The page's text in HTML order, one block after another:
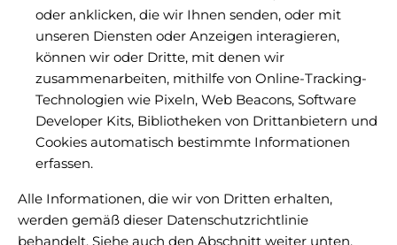
oder anklicken, die wir Ihnen senden, oder mit
unseren Diensten oder Anzeigen interagieren,
können wir oder Dritte, mit denen wir
zusammenarbeiten, mithilfe von Online-Tracking-
Technologien wie Pixeln, Web Beacons, Software
Developer Kits, Bibliotheken von Drittanbietern und
Cookies automatisch bestimmte Informationen
erfassen.
Alle Informationen, die wir von Dritten erhalten,
werden gemäß dieser Datenschutzrichtlinie
behandelt. Siehe auch den Abschnitt weiter unten,